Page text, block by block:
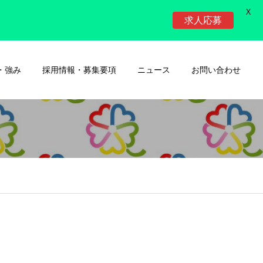
強み 採用情報・募集要項 ニュース お問い合わせ
求人応募
X